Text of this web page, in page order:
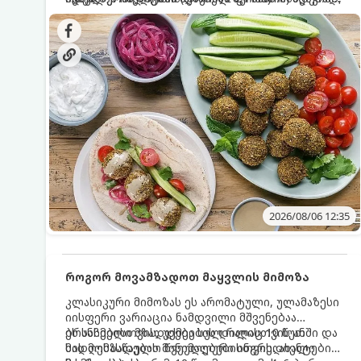
სალათებთან ერთად ან ტახინის (სესამის)
სოუსთან მირთმევისთვის.
იდეალურად შეინარჩუნოს და არ დაიშალოს.
დრო: 10–15 წუთი ულუფა: 20–24 ცალი ბურთულა
(4–6 პორცია)
2026/08/06 12:35
როგორ მოვამზადოთ მაყვლის მიმოზა
კლასიკური მიმოზას ეს არომატული, ულამაზესი
იისფერი ვარიაცია ნამდვილი მშვენებაა
ბრანჩებისთვის, უქმეების დილისთვის ან
სადღესასწაულო წვეულებებისთვის. ახალი
ეს სასმელი მზადდება სულ რაღაც 10 წუთში და
მის მომზადებას მინიმალური ინგრედიენტები